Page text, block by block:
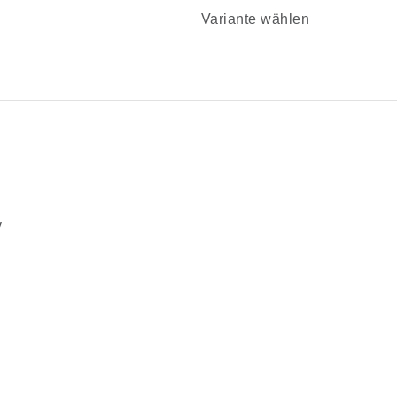
Variante wählen